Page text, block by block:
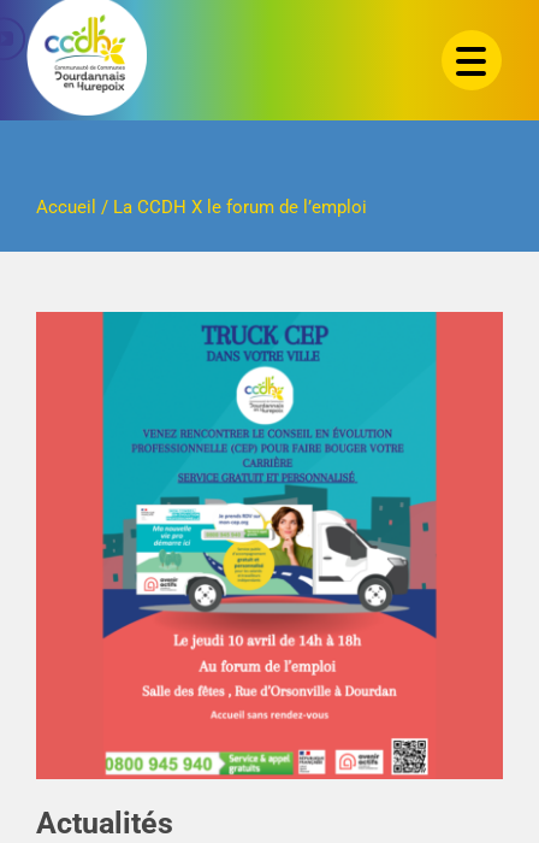
Passer
contenu
Accueil / La CCDH X le forum de l’emploi
Actualités